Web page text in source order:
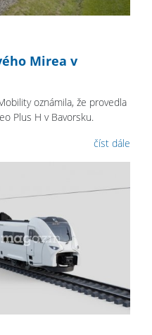
Mirea v
oznámila, že provedla
Plus H v Bavorsku.
číst dále